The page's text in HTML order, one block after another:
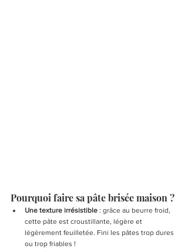
Pourquoi faire sa pâte brisée maison ?
Une texture irrésistible : grâce au beurre froid,
cette pâte est croustillante, légère et
légèrement feuilletée. Fini les pâtes trop dures
ou trop friables !